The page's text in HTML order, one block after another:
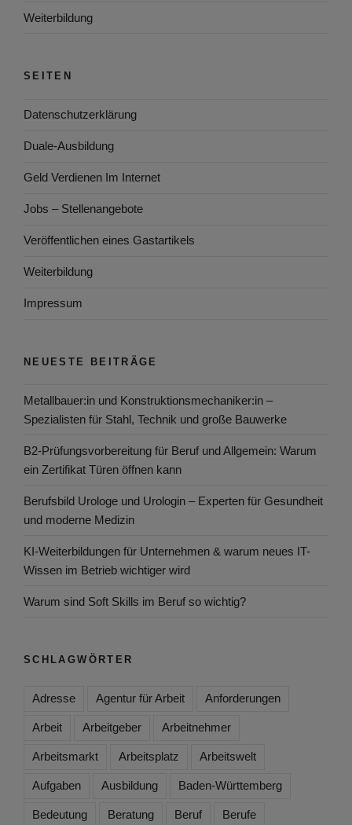
Weiterbildung
SEITEN
Datenschutzerklärung
Duale-Ausbildung
Geld Verdienen Im Internet
Jobs – Stellenangebote
Veröffentlichen eines Gastartikels
Weiterbildung
Impressum
NEUESTE BEITRÄGE
Metallbauer:in und Konstruktionsmechaniker:in –
Spezialisten für Stahl, Technik und große Bauwerke
B2-Prüfungsvorbereitung für Beruf und Allgemein: Warum
ein Zertifikat Türen öffnen kann
Berufsbild Urologe und Urologin – Experten für Gesundheit
und moderne Medizin
KI-Weiterbildungen für Unternehmen & warum neues IT-
Wissen im Betrieb wichtiger wird
Warum sind Soft Skills im Beruf so wichtig?
SCHLAGWÖRTER
Adresse Agentur für Arbeit Anforderungen
Arbeit Arbeitgeber Arbeitnehmer
Arbeitsmarkt Arbeitsplatz Arbeitswelt
Aufgaben Ausbildung Baden-Württemberg
Bedeutung Beratung Beruf Berufe